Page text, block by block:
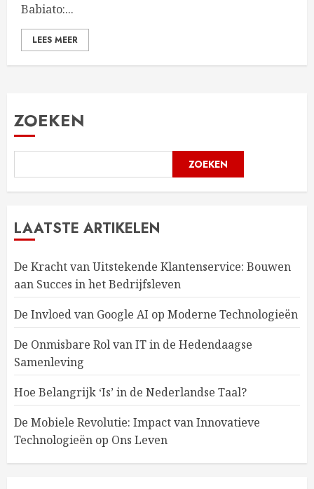
Babiato:...
LEES MEER
ZOEKEN
ZOEKEN
LAATSTE ARTIKELEN
De Kracht van Uitstekende Klantenservice: Bouwen
aan Succes in het Bedrijfsleven
De Invloed van Google AI op Moderne Technologieën
De Onmisbare Rol van IT in de Hedendaagse
Samenleving
Hoe Belangrijk ‘Is’ in de Nederlandse Taal?
De Mobiele Revolutie: Impact van Innovatieve
Technologieën op Ons Leven